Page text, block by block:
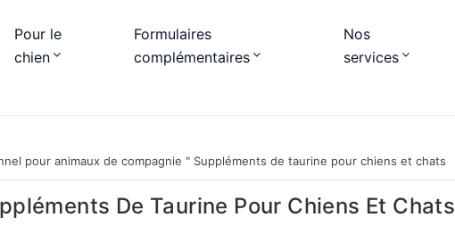
Pour le
chien
Formulaires
complémentaires
Nos
services
pour animaux de compagnie " Suppléments de taurine pour chiens et chats
De Taurine Pour Chiens Et Chats